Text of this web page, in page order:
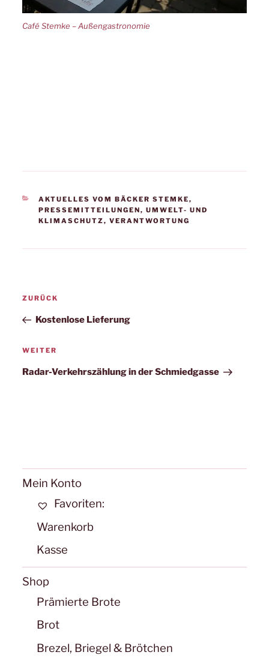
Café Stemke – Außengastronomie
KATEGORIEN
AKTUELLES VOM BÄCKER STEMKE,
PRESSEMITTEILUNGEN,UMWELT- UND
KLIMASCHUTZ,VERANTWORTUNG
Vorheriger
Beitrag
ZURÜCK
Kostenlose Lieferung
Nächster
Beitrag
WEITER
Radar-Verkehrszählung in der Schmiedgasse
Mein Konto
Favoriten:
Warenkorb
Kasse
Shop
Prämierte Brote
Brot
Brezel, Briegel & Brötchen